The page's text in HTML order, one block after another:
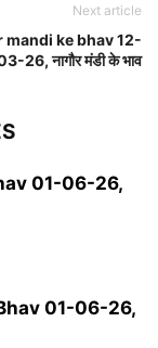
Next article
mandi ke bhav 12-
26, नागौर मंडी के भाव
01-06-26,
01-06-26,